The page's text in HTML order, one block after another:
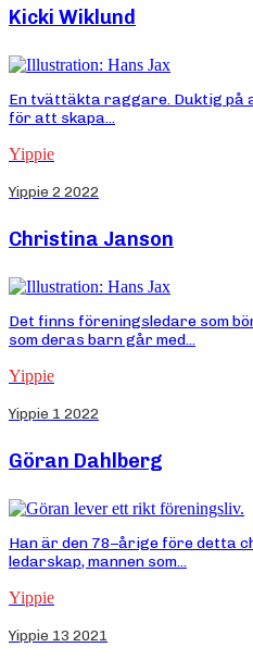
Kicki Wiklund
En tvättäkta raggare. Duktig på
för att skapa...
Yippie
Yippie 2 2022
Christina Janson
Det finns föreningsledare som
som deras barn går med...
Yippie
Yippie 1 2022
Göran Dahlberg
Han är den 78–årige före detta
ledarskap, mannen som...
Yippie
Yippie 13 2021